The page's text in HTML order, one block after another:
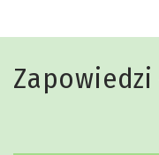
Zapowiedzi